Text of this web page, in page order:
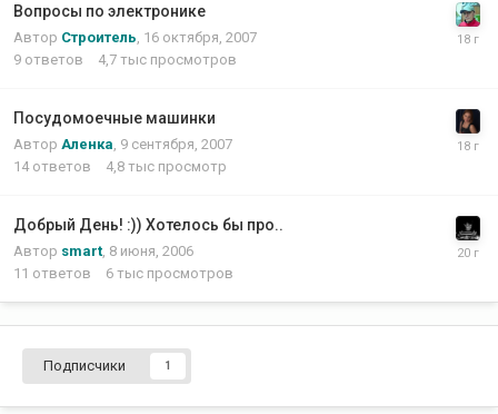
Вопросы по электронике
Автор Строитель 16 октября, 2007
9 ответов 4,7 тыс просмотров
Посудомоечные машинки
Автор Аленка 9 сентября, 2007
14 ответов 4,8 тыс просмотр
Добрый День! :)) Хотелось бы про..
Автор smart 8 июня, 2006
11 ответов 6 тыс просмотров
Подписчики 1